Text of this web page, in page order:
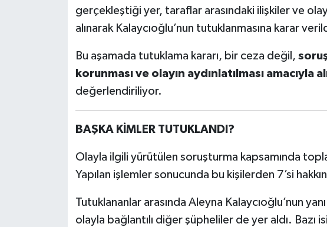
gerçekleştiği yer, taraflar arasındaki ilişkiler ve
alınarak Kalaycıoğlu’nun tutuklanmasına karar
Bu aşamada tutuklama kararı, bir ceza değil,
korunması ve olayın aydınlatılması amacıyla
değerlendiriliyor.
BAŞKA KİMLER TUTUKLANDI?
Olayla ilgili yürütülen soruşturma kapsamında
Yapılan işlemler sonucunda bu kişilerden 7’si
Tutuklananlar arasında Aleyna Kalaycıoğlu’nun
olayla bağlantılı diğer şüpheliler de yer aldı. Bazı